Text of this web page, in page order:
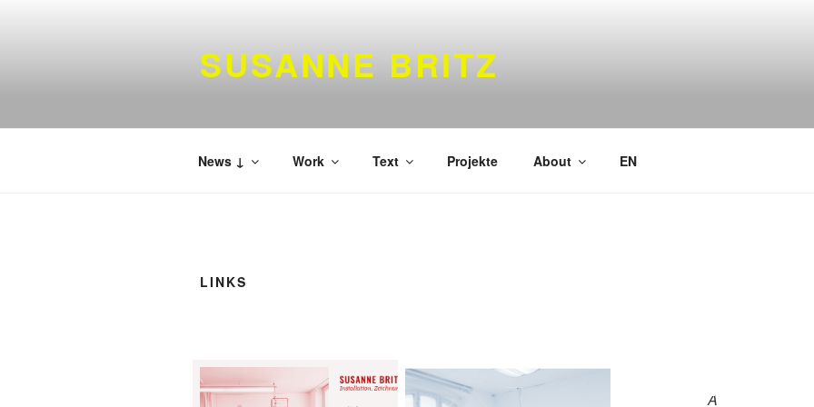
SUSANNE BRITZ
News ↓ Work Text Projekte About EN
LINKS
A